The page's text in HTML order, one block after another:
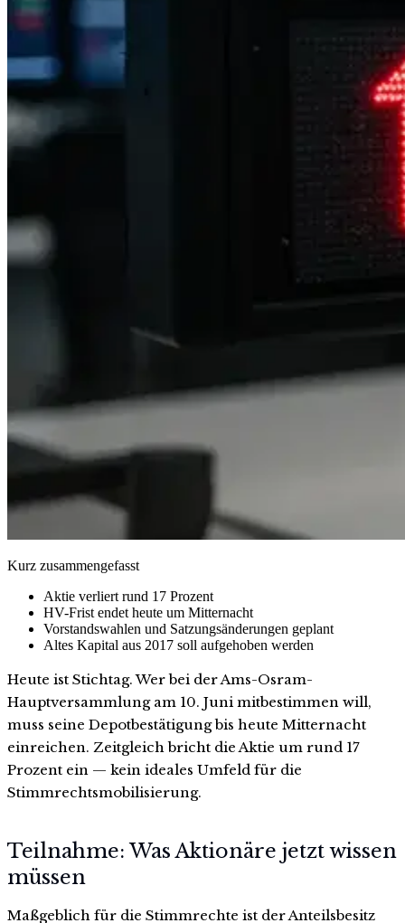
Kurz zusammengefasst
Aktie verliert rund 17 Prozent
HV-Frist endet heute um Mitternacht
Vorstandswahlen und Satzungsänderungen geplant
Altes Kapital aus 2017 soll aufgehoben werden
Heute ist Stichtag. Wer bei der Ams-Osram-
Hauptversammlung am 10. Juni mitbestimmen will,
muss seine Depotbestätigung bis heute Mitternacht
einreichen. Zeitgleich bricht die Aktie um rund 17
Prozent ein — kein ideales Umfeld für die
Stimmrechtsmobilisierung.
Teilnahme: Was Aktionäre jetzt wissen
müssen
Maßgeblich für die Stimmrechte ist der Anteilsbesitz